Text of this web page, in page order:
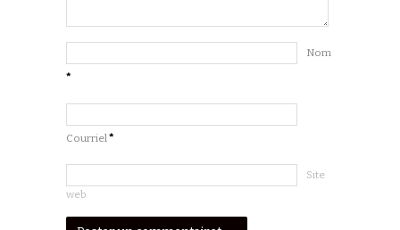
Nom
*
Courriel*
Site
web